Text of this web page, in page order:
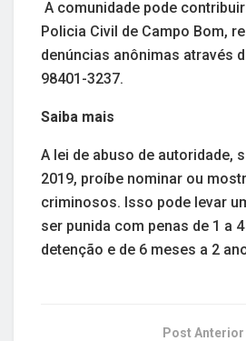
A comunidade pode
Policia Civil de Campo Bom,
denúncias anônimas através
98401-3237.
Saiba mais
A lei de abuso de autoridade,
2019, proíbe nominar ou
criminosos. Isso pode levar
ser punida com penas de 1 a
detenção e de 6 meses a 2
Post Anterior